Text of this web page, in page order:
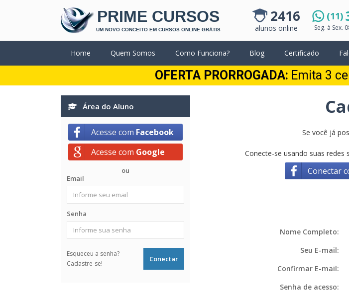
PRIME CURSOS
UM NOVO CONCEITO EM CURSOS ONLINE GRÁTIS
2416
alunos online
(11)
Seg. à Sex.
Pesquisar
Home Quem Somos Como Funciona? Blog Certificado
OFERTA PRORROGADA: Emita 3
Área do Aluno
Acesse com Facebook
Acesse com Google
ou
Email
Senha
Esqueceu a senha?
Cadastre-se!
Se você já
Conecte-se usando suas redes
Conectar
Nome Completo:
Seu E-mail:
Confirmar E-mail:
Senha de acesso: